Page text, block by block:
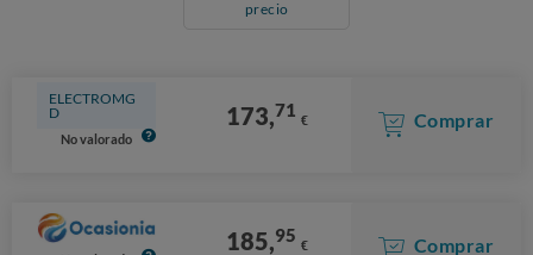
precio
ELECTROMG
D
No valorado
173,71 € Comprar
185,95 € Comprar